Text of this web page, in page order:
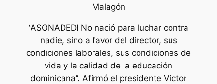
Malagón
“ASONADEDI No nació para luchar contra
nadie, sino a favor del director, sus
condiciones laborales, sus condiciones de
vida y la calidad de la educación
dominicana”. Afirmó el presidente Victor